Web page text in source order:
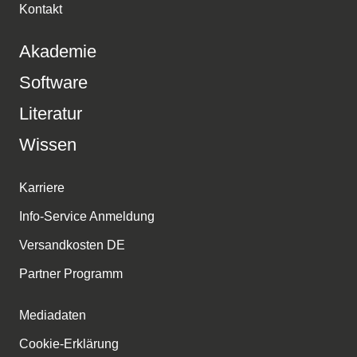
Kontakt
Akademie
Software
Literatur
Wissen
Karriere
Info-Service Anmeldung
Versandkosten DE
Partner Programm
Mediadaten
Cookie-Erklärung